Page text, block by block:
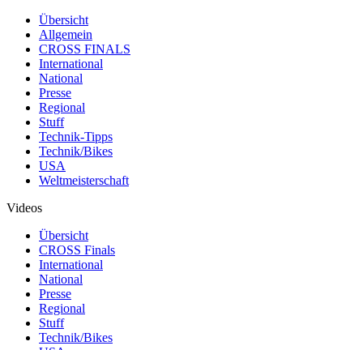
Übersicht
Allgemein
CROSS FINALS
International
National
Presse
Regional
Stuff
Technik-Tipps
Technik/Bikes
USA
Weltmeisterschaft
Videos
Übersicht
CROSS Finals
International
National
Presse
Regional
Stuff
Technik/Bikes